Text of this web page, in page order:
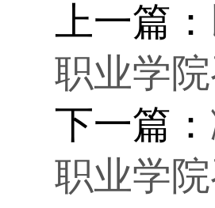
上一篇：
职业学
下一篇：
职业学